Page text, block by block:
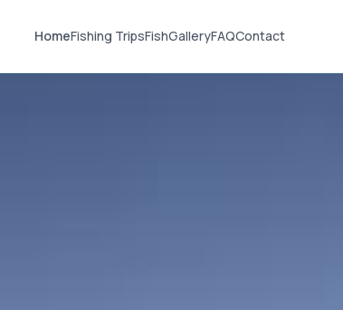
HomeFishing TripsFishGalleryFAQContact